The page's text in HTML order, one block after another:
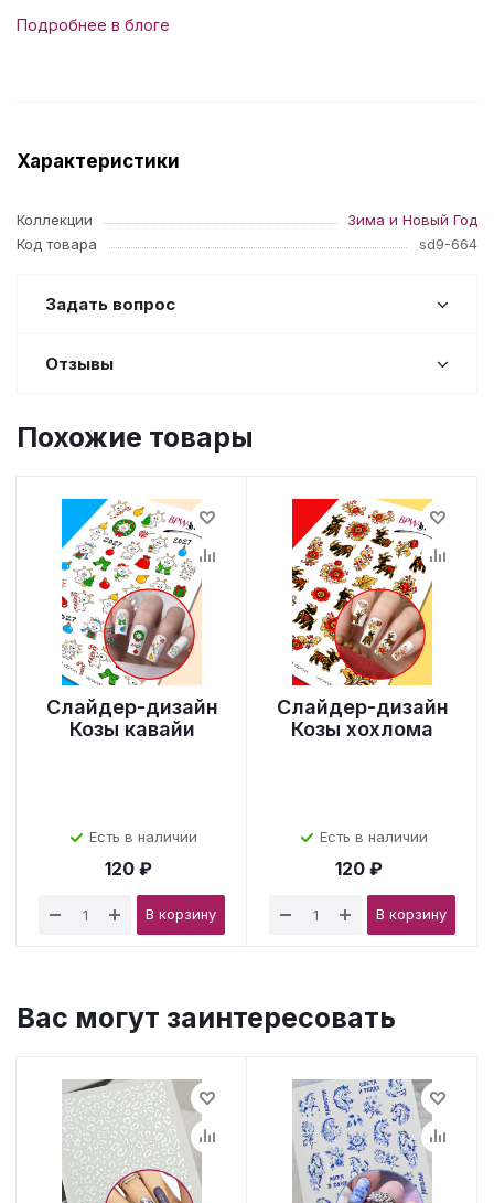
Подробнее в блоге
Характеристики
Коллекции
Зима и Новый Год
Код товара
sd9-664
Задать вопрос
Отзывы
Похожие товары
Слайдер-дизайн
Козы кавайи
Есть в наличии
120 ₽
В корзину
Слайдер-дизайн
Козы хохлома
Есть в наличии
120 ₽
В корзину
Вас могут заинтересовать